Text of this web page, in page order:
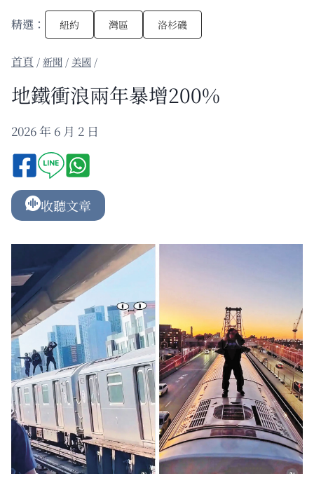
精選： 紐約 灣區 洛杉磯
/新聞 / 美國 /
地鐵衝浪兩年暴增200%
2026 年 6 月 2 日
收聽文章